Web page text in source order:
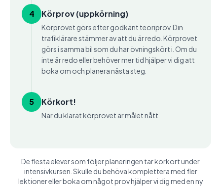
4 Körprov (uppkörning)
Körprovet görs efter godkänt teoriprov. Din
trafiklärare stämmer av att du är redo. Körprovet
görs i samma bil som du har övningskört i. Om du
inte är redo eller behöver mer tid hjälper vi dig att
boka om och planera nästa steg.
5 Körkort!
När du klarat körprovet är målet nått.
De flesta elever som följer planeringen tar körkort under
intensivkursen. Skulle du behöva komplettera med fler
lektioner eller boka om något prov hjälper vi dig med en ny